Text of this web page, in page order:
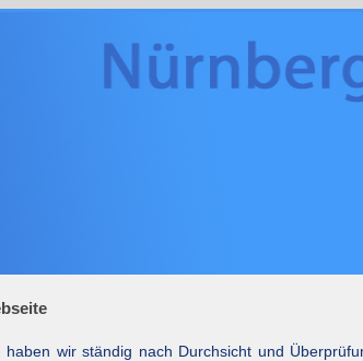
wir ständig nach Durchsicht und